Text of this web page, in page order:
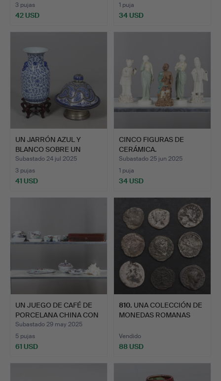
3 pujas
42 USD
1 puja
34 USD
UN JARRÓN AZUL Y
BLANCO SOBRE UN
SOPORTE D…
Subastado 24 jul 2025
3 pujas
41 USD
CINCO FIGURAS DE
CERÁMICA.
Subastado 25 jun 2025
1 puja
34 USD
UN JUEGO DE CAFÉ DE
PORCELANA CHINA CON
CÁ…
Subastado 29 may 2025
5 pujas
61 USD
810. UNA COLECCIÓN DE
MONEDAS ROMANAS
Vendido
88 USD